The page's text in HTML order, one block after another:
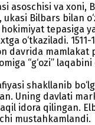
asoschisi va
Bilbars bilan
hokimiyat
o‘tkaziladi.
davrida
“g‘ozi”
shakllanib
Uning davlati
idora qilingan.
mustahkamlandi.